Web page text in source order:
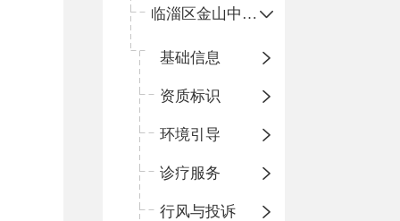
临淄区金山中心卫生院
基础信息
资质标识
环境引导
诊疗服务
行风与投诉